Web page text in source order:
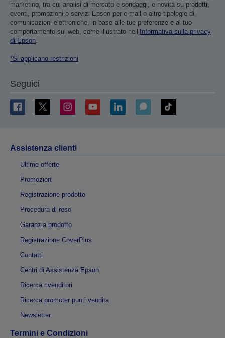
marketing, tra cui analisi di mercato e sondaggi, e novità su prodotti,
eventi, promozioni o servizi Epson per e-mail o altre tipologie di
comunicazioni elettroniche, in base alle tue preferenze e al tuo
comportamento sul web, come illustrato nell’ Informativa sulla privacy
di Epson.
*Si applicano restrizioni
Seguici
Assistenza clienti
Ultime offerte
Promozioni
Registrazione prodotto
Procedura di reso
Garanzia prodotto
Registrazione CoverPlus
Contatti
Centri di Assistenza Epson
Ricerca rivenditori
Ricerca promoter punti vendita
Newsletter
Termini e Condizioni